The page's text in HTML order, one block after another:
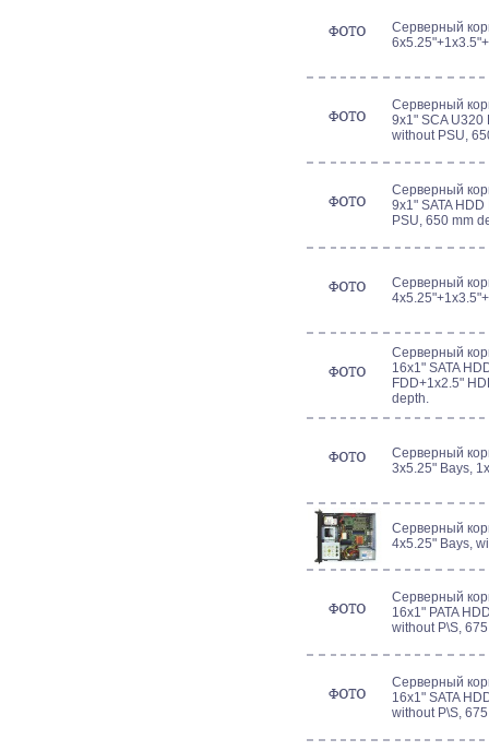
Серверный
Серверный
9x1" SCA U320
without PSU,
Серверный
9x1" SATA
PSU, 650 mm
Серверный
Серверный
16x1" SATA
FDD+1x2.5"
depth.
Серверный
3x5.25" Bays,
Серверный
4x5.25" Bays,
Серверный
16x1" PATA
without P\S,
Серверный
16x1" SATA
without P\S,